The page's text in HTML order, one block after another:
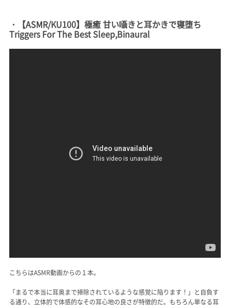
・【ASMR/KU100】極癒 甘い囁きと耳かきで寝堕ち
Triggers For The Best Sleep,Binaural
こちらはASMR動画からの１本。
「まるで本当に耳奥まで掃除されているような感覚に陥ります！」と自負す
る通り、立体的で体感的なその耳心地の良さが特徴的だ。もちろん単なる耳